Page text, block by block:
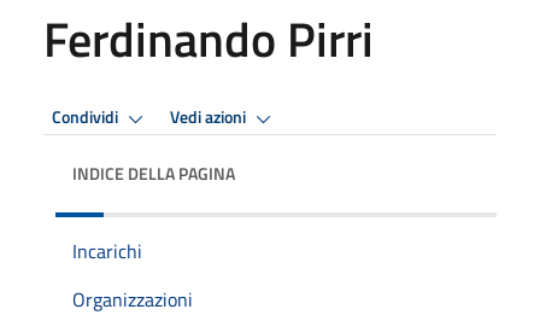
Ferdinando Pirri
Condividi Vedi azioni
INDICE DELLA PAGINA
Incarichi
Organizzazioni